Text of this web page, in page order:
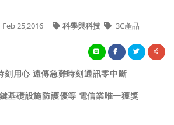
Feb 25,2016 科學與科技 3C產品
刻用心 遠傳急難時刻通訊零中斷
基礎設施防護優等 電信業唯一獲獎